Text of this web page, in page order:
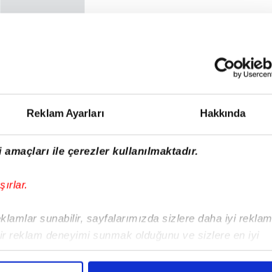
Reklam Ayarları Hakkında
ile çerezler kullanılmaktadır.
sunabilir, sayfalarımızda sizlere daha iyi reklam
reklam deneyimi sunmak olduğunu ve sizlere en iyi
bu noktada, reklamların maliyetlerimizi karşılamak
Tunceli
sahne